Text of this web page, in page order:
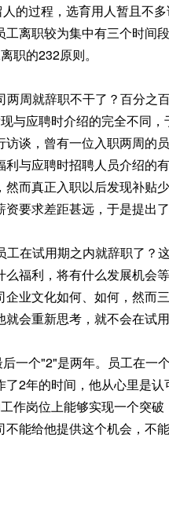
过程，选育用人暂且不
离职较为集中有三个时间
职的232原则。
周就辞职不干了？百分之
与应聘时介绍的完全不同
谈，曾有一位入职两周的
与应聘时招聘人员介绍的
而真正入职以后发现补贴
要求差距甚远，于是提出了
在试用期之内就辞职了？
福利，将有什么发展机会
业文化如何、如何，然而
会重新思考，就不会在试
个"2"是两年。员工在一个
2年的时间，他从心里是
作岗位上能够实现一个突
能给他提供这个机会，不